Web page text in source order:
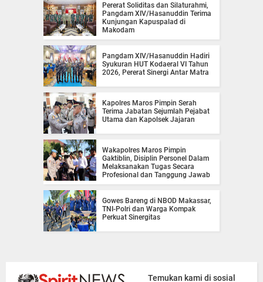
Pererat Soliditas dan Silaturahmi,
Pangdam XIV/Hasanuddin Terima
Kunjungan Kapuspalad di
Makodam
Pangdam XIV/Hasanuddin Hadiri
Syukuran HUT Kodaeral VI Tahun
2026, Pererat Sinergi Antar Matra
Kapolres Maros Pimpin Serah
Terima Jabatan Sejumlah Pejabat
Utama dan Kapolsek Jajaran
Wakapolres Maros Pimpin
Gaktiblin, Disiplin Personel Dalam
Melaksanakan Tugas Secara
Profesional dan Tanggung Jawab
Gowes Bareng di NBOD Makassar,
TNI-Polri dan Warga Kompak
Perkuat Sinergitas
Temukan kami di sosial